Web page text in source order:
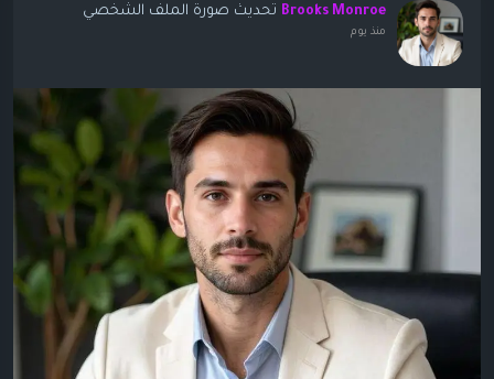
Brooks Monroe تحديث صورة الملف الشخصي
منذ يوم